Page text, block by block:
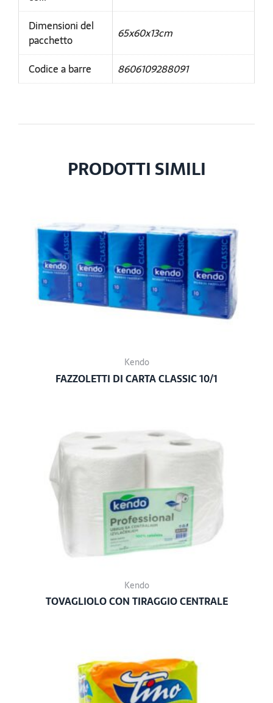
Dimensioni del
pacchetto
65x60x13cm
Codice a barre 8606109288091
PRODOTTI SIMILI
Kendo
FAZZOLETTI DI CARTA CLASSIC 10/1
Kendo
TOVAGLIOLO CON TIRAGGIO CENTRALE